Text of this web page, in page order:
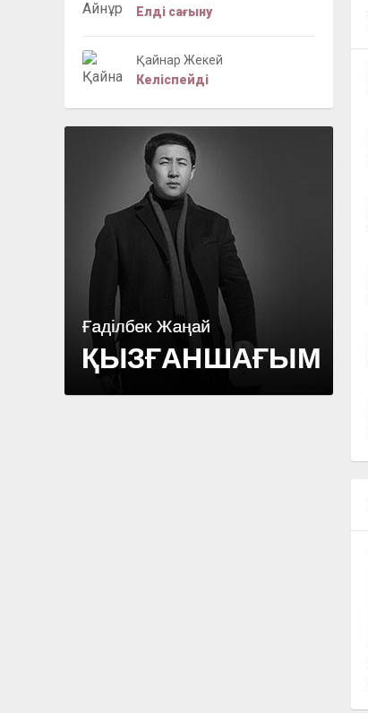
Елді сағыну
Қайнар Жекей
Келіспейді